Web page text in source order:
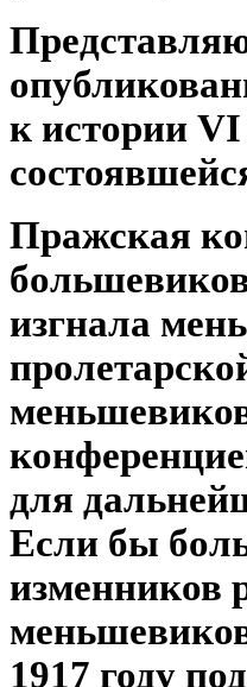
к истории
Пражская
изгнала
для
Если бы
изменников
1917 году